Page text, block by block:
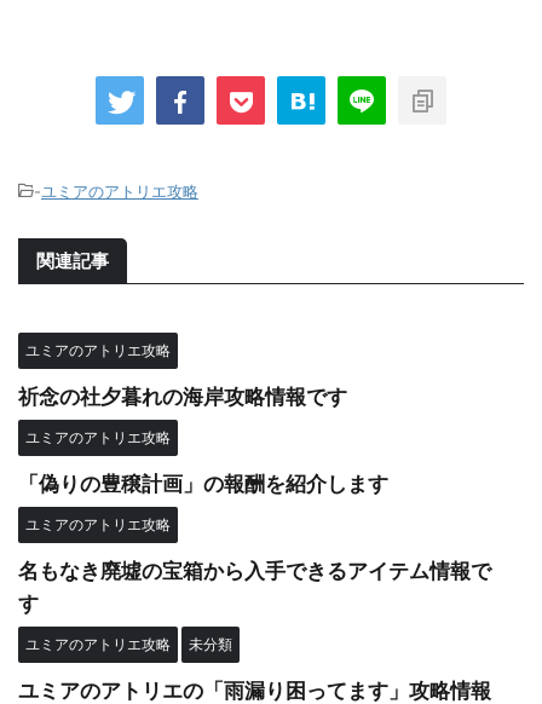
-ユミアのアトリエ攻略
関連記事
ユミアのアトリエ攻略
祈念の社夕暮れの海岸攻略情報です
ユミアのアトリエ攻略
「偽りの豊穣計画」の報酬を紹介します
ユミアのアトリエ攻略
名もなき廃墟の宝箱から入手できるアイテム情報で
す
ユミアのアトリエ攻略 未分類
ユミアのアトリエの「雨漏り困ってます」攻略情報